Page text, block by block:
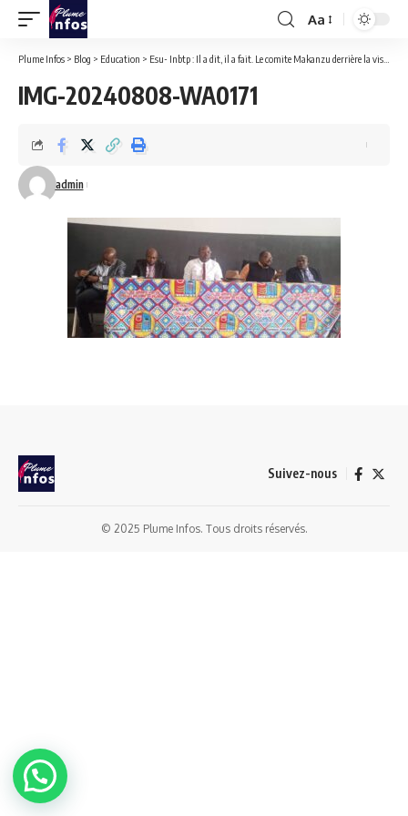
Font
Resizer
Aa
Plume Infos > Blog > Education > Esu- Inbtp : Il a dit, il a fait. Le comite Makanzu derrière la vision du chef de État sur le plan scientifique et administratif.
IMG-20240808-WA0171
admin
Suivez-nous
© 2025 Plume Infos. Tous droits réservés.